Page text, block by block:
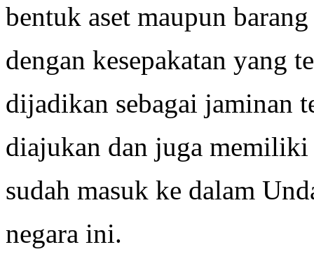
bentuk aset maupun
dengan kesepakatan yang
dijadikan sebagai jaminan
diajukan dan juga memiliki
sudah masuk ke dalam
negara ini.